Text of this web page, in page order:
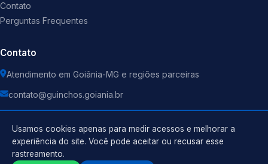
Contato
Perguntas Frequentes
Contato
Atendimento em Goiânia-MG e regiões parceiras
contato@guinchos.goiania.br
Usamos cookies apenas para medir acessos e melhorar a
experiência do site. Você pode aceitar ou recusar esse
rastreamento.